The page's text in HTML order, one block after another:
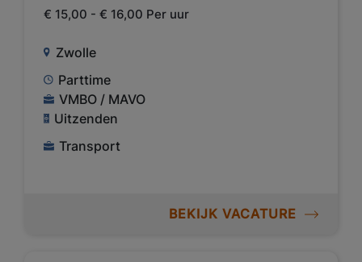
€ 15,00 - € 16,00 Per uur
Zwolle
Parttime
VMBO / MAVO
Uitzenden
Transport
BEKIJK VACATURE